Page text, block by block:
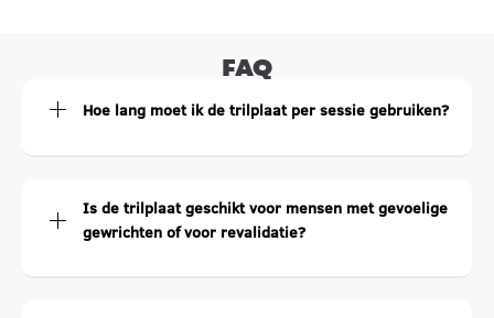
FAQ
Hoe lang moet ik de trilplaat per sessie gebruiken?
Is de trilplaat geschikt voor mensen met gevoelige
gewrichten of voor revalidatie?